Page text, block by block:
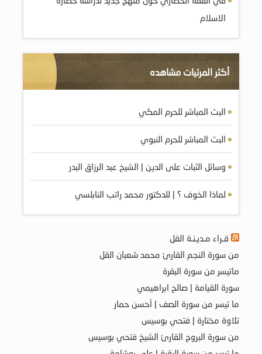
الاسلام
أكثر المرئيات مشاهده
البث المباشر للحرم المكي
البث المباشر للحرم النبوي
وسائل الثبات على الدين | الشيخ عبد الرزاق البدر
لماذا الخوف ؟ | للدكتور محمد راتب النابلسي
قـراء مـديـنـة القل
من سورة النجم القارئ محمد شعبان القل
ماتيسر من سورة البقرة
سورة القيامة | صالح ابراهيمي
ما تيسر من سورة الصف | أحسن حمار
تلاوة مختارة | فتحي بوسيس
من سورة البروج القارئ الشيخ فتحي بوسيس